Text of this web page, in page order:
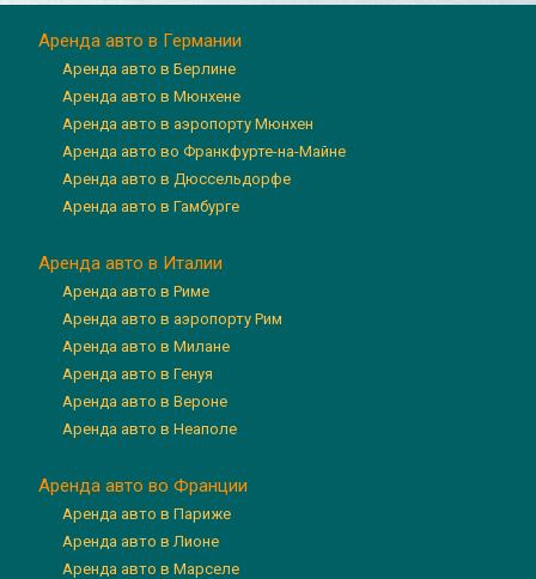
Аренда авто в Германии
Аренда авто в Берлине
Аренда авто в Мюнхене
Аренда авто в аэропорту Мюнхен
Аренда авто во Франкфурте-на-Майне
Аренда авто в Дюссельдорфе
Аренда авто в Гамбурге
Аренда авто в Италии
Аренда авто в Риме
Аренда авто в аэропорту Рим
Аренда авто в Милане
Аренда авто в Генуя
Аренда авто в Вероне
Аренда авто в Неаполе
Аренда авто во Франции
Аренда авто в Париже
Аренда авто в Лионе
Аренда авто в Марселе